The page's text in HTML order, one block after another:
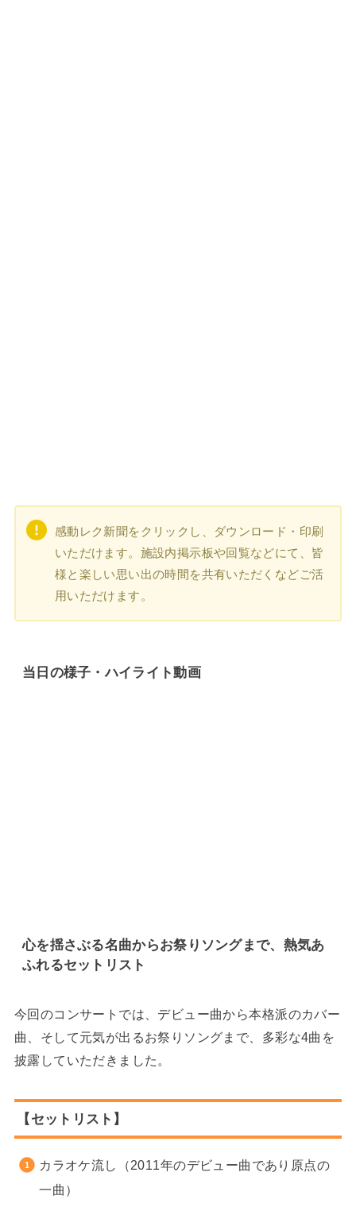
感動レク新聞をクリックし、ダウンロード・印刷
いただけます。施設内掲示板や回覧などにて、皆
様と楽しい思い出の時間を共有いただくなどご活
用いただけます。
当日の様子・ハイライト動画
心を揺さぶる名曲からお祭りソングまで、熱気あ
ふれるセットリスト
今回のコンサートでは、デビュー曲から本格派のカバー
曲、そして元気が出るお祭りソングまで、多彩な4曲を
披露していただきました。
【セットリスト】
カラオケ流し（2011年のデビュー曲であり原点の
一曲）